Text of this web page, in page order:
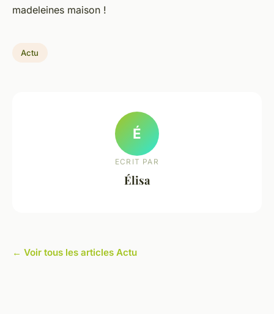
madeleines maison !
Actu
É
ECRIT PAR
Élisa
← Voir tous les articles Actu